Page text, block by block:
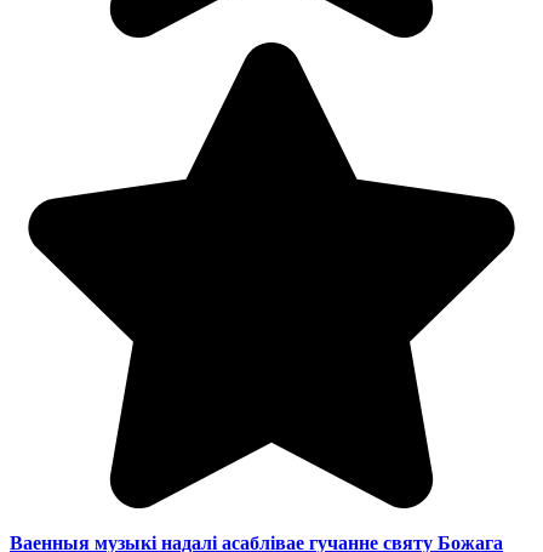
Ваенныя музыкі надалі асаблівае гучанне святу Божага